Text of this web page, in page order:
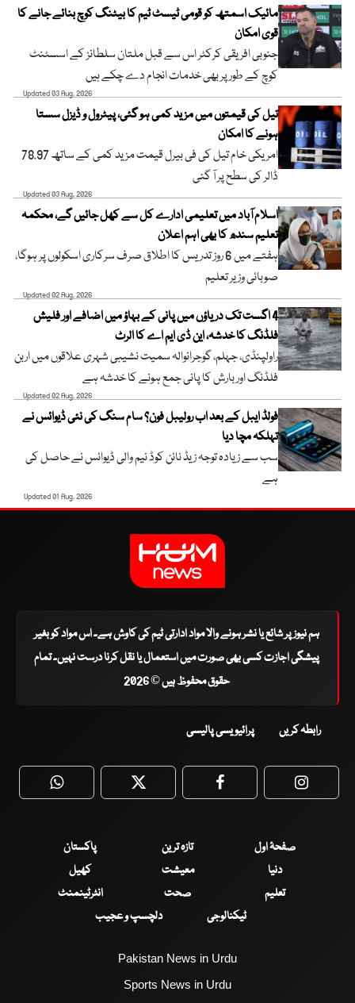
مائیک اسمتھ کو قومی ٹیسٹ ٹیم کا بیٹنگ کوچ بنائے جانے کا
قوی امکان
جنوبی افریقی کرکٹر اس سے قبل ملتان سلطانز کے اسسٹنٹ
کوچ کے طور پر بھی خدمات انجام دے چکے ہیں
Updated 03 Aug, 2026
تیل کی قیمتوں میں مزید کمی ہو گئی، پیٹرول و ڈیزل سستا
ہونے کا امکان
امریکی خام تیل کی فی بیرل قیمت مزید کمی کے ساتھ 78.97
ڈالر کی سطح پر آ گئی
Updated 03 Aug, 2026
اسلام آباد میں تعلیمی ادارے کل سے کھل جائیں گے، محکمہ
تعلیم سندھ کا بھی اہم اعلان
ہفتے میں 6 روز تدریس کا اطلاق صرف سرکاری اسکولوں پر ہوگا،
صوبائی وزیر تعلیم
Updated 02 Aug, 2026
4 اگست تک دریاؤں میں پانی کے بہاؤ میں اضافے اور فلیش
فلڈنگ کا خدشہ، این ڈی ایم اے کا الرٹ
راولپنڈی، جہلم، گوجرانوالہ سمیت نشیبی شہری علاقوں میں اربن
فلڈنگ اور بارش کا پانی جمع ہونے کا خدشہ ہے
Updated 02 Aug, 2026
فولڈ ایبل کے بعد اب رولیبل فون؟ سام سنگ کی نئی ڈیوائس نے
تہلکہ مچا دیا
سب سے زیادہ توجہ زیڈ نائن کوڈ نیم والی ڈیوائس نے حاصل کی
ہے
Updated 01 Aug, 2026
ہم نیوز پر شائع یا نشر ہونے والا مواد ادارتی ٹیم کی کاوش ہے۔ اس مواد کو بغیر
پیشگی اجازت کسی بھی صورت میں استعمال یا نقل کرنا درست نہیں۔ تمام
حقوق محفوظ ہیں © 2026
رابطہ کریں پرائیویسی پالیسی
WhatsApp Twitter Facebook
صفحۂ اول تازہ ترین
پاکستان
دنیا
معیشت
کھیل
تعلیم
صحت
انٹرٹینمنٹ
ٹیکنالوجی
دلچسپ و عجیب
Pakistan News in Urdu
Sports News in Urdu